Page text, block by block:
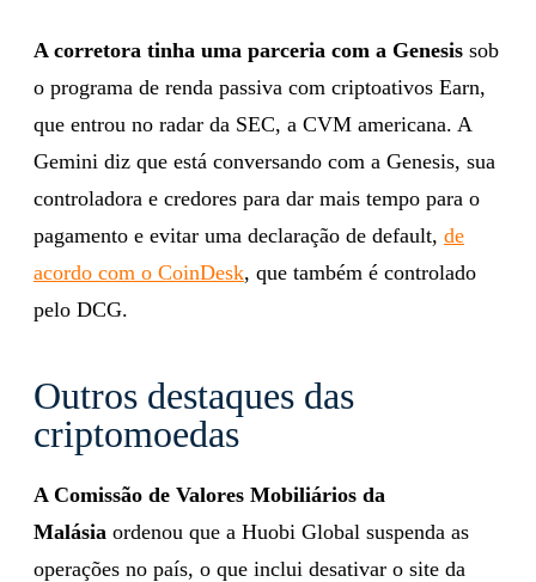
A corretora tinha uma parceria com a Genesis sob
o programa de renda passiva com criptoativos Earn,
que entrou no radar da SEC, a CVM americana. A
Gemini diz que está conversando com a Genesis, sua
controladora e credores para dar mais tempo para o
pagamento e evitar uma declaração de default, de
acordo com o CoinDesk, que também é controlado
pelo DCG.
Outros destaques das
criptomoedas
A Comissão de Valores Mobiliários da
Malásia ordenou que a Huobi Global suspenda as
operações no país, o que inclui desativar o site da